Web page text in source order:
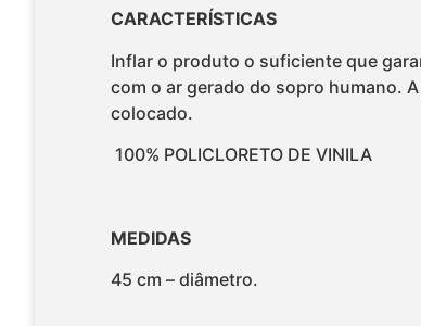
CARACTERÍSTICAS
Inflar o produto o suficiente que
com o ar gerado do sopro humano.
colocado.
100% POLICLORETO DE VINILA
MEDIDAS
45 cm – diâmetro.